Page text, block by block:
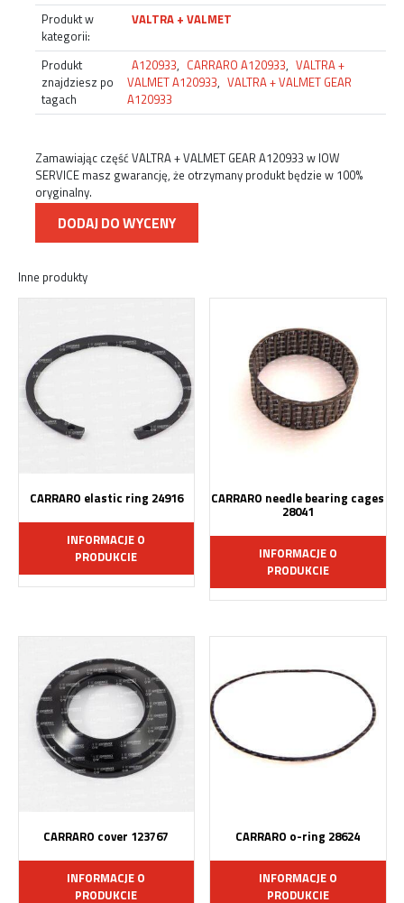
Produkt w
kategorii:
VALTRA + VALMET
Produkt
znajdziesz po
tagach
A120933, CARRARO A120933, VALTRA +
VALMET A120933, VALTRA + VALMET GEAR
A120933
Zamawiając część VALTRA + VALMET GEAR A120933 w IOW
SERVICE masz gwarancję, że otrzymany produkt będzie w 100%
oryginalny.
DODAJ DO WYCENY
Inne produkty
CARRARO elastic ring 24916
INFORMACJE O
PRODUKCIE
CARRARO needle bearing cages
28041
INFORMACJE O
PRODUKCIE
CARRARO cover 123767
INFORMACJE O
PRODUKCIE
CARRARO o-ring 28624
INFORMACJE O
PRODUKCIE